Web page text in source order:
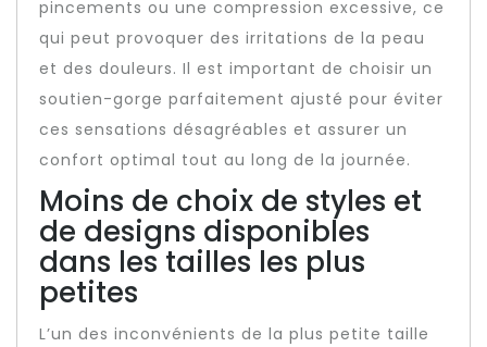
pincements ou une compression excessive, ce
qui peut provoquer des irritations de la peau
et des douleurs. Il est important de choisir un
soutien-gorge parfaitement ajusté pour éviter
ces sensations désagréables et assurer un
confort optimal tout au long de la journée.
Moins de choix de styles et
de designs disponibles
dans les tailles les plus
petites
L’un des inconvénients de la plus petite taille